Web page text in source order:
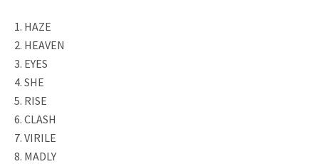
1. HAZE
2. HEAVEN
3. EYES
4. SHE
5. RISE
6. CLASH
7. VIRILE
8. MADLY